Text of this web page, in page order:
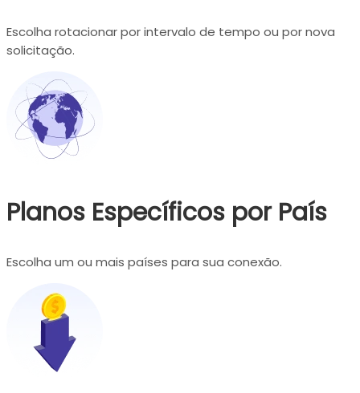
Escolha rotacionar por intervalo de tempo ou por nova
solicitação.
Planos Específicos por País
Escolha um ou mais países para sua conexão.